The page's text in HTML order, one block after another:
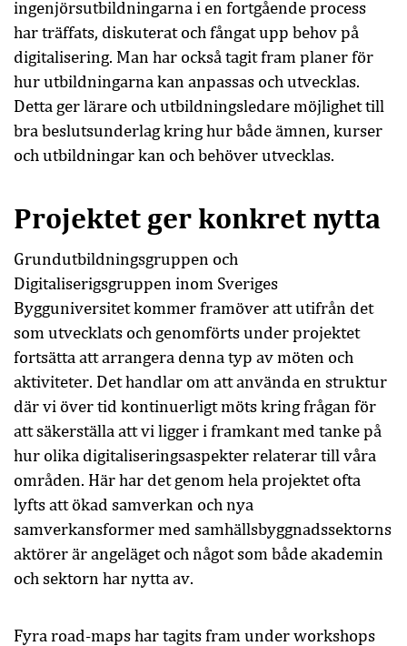
ingenjörsutbildningarna i en fortgående process
har träffats, diskuterat och fångat upp behov på
digitalisering. Man har också tagit fram planer för
hur utbildningarna kan anpassas och utvecklas.
Detta ger lärare och utbildningsledare möjlighet till
bra beslutsunderlag kring hur både ämnen, kurser
och utbildningar kan och behöver utvecklas.
Projektet ger konkret nytta
Grundutbildningsgruppen och
Digitaliserigsgruppen inom Sveriges
Bygguniversitet kommer framöver att utifrån det
som utvecklats och genomförts under projektet
fortsätta att arrangera denna typ av möten och
aktiviteter. Det handlar om att använda en struktur
där vi över tid kontinuerligt möts kring frågan för
att säkerställa att vi ligger i framkant med tanke på
hur olika digitaliseringsaspekter relaterar till våra
områden. Här har det genom hela projektet ofta
lyfts att ökad samverkan och nya
samverkansformer med samhällsbyggnadssektorns
aktörer är angeläget och något som både akademin
och sektorn har nytta av.
Fyra road-maps har tagits fram under workshops